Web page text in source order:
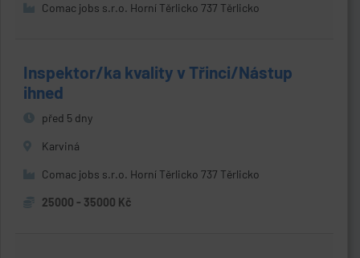
Comac jobs s.r.o. Horní Těrlicko 737 Těrlicko
Inspektor/ka kvality v Třinci/Nástup
ihned
před 5 dny
Karviná
Comac jobs s.r.o. Horní Těrlicko 737 Těrlicko
25000 - 35000 Kč